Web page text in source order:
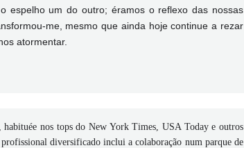
espelho um do outro; éramos o reflexo das nossas
me, mesmo que ainda hoje continue a rezar
atormentar.
habituée nos tops do New York Times, USA Today e outros
diversificado inclui a colaboração num parque de